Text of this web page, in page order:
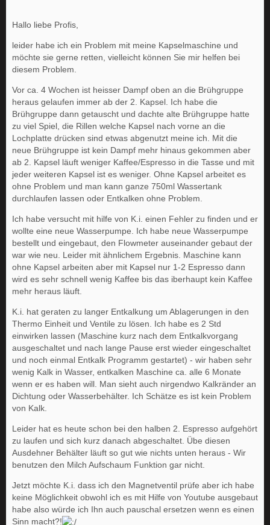
Hallo liebe Profis,
leider habe ich ein Problem mit meine Kapselmaschine und
möchte sie gerne retten, vielleicht können Sie mir helfen bei
diesem Problem.
Vor ca. 4 Wochen ist heisser Dampf oben an die Brühgruppe
heraus gelaufen immer ab der 2. Kapsel. Ich habe die
Brühgruppe dann getauscht und dachte alte Brühgruppe hatte
zu viel Spiel, die Rillen welche Kapsel nach vorne an die
Lochplatte drücken sind etwas abgenutzt meine ich. Mit die
neue Brühgruppe ist kein Dampf mehr hinaus gekommen aber
ab 2. Kapsel läuft weniger Kaffee/Espresso in die Tasse und mit
jeder weiteren Kapsel ist es weniger. Ohne Kapsel arbeitet es
ohne Problem und man kann ganze 750ml Wassertank
durchlaufen lassen oder Entkalken ohne Problem.
Ich habe versucht mit hilfe von K.i. einen Fehler zu finden und er
wollte eine neue Wasserpumpe. Ich habe neue Wasserpumpe
bestellt und eingebaut, den Flowmeter auseinander gebaut der
war wie neu. Leider mit ähnlichem Ergebnis. Maschine kann
ohne Kapsel arbeiten aber mit Kapsel nur 1-2 Espresso dann
wird es sehr schnell wenig Kaffee bis das iberhaupt kein Kaffee
mehr heraus läuft.
K.i. hat geraten zu langer Entkalkung um Ablagerungen in den
Thermo Einheit und Ventile zu lösen. Ich habe es 2 Std
einwirken lassen (Maschine kurz nach dem Entkalkvorgang
ausgeschaltet und nach lange Pause erst wieder eingeschaltet
und noch einmal Entkalk Programm gestartet) - wir haben sehr
wenig Kalk in Wasser, entkalken Maschine ca. alle 6 Monate
wenn er es haben will. Man sieht auch nirgendwo Kalkränder an
Dichtung oder Wasserbehälter. Ich Schätze es ist kein Problem
von Kalk.
Leider hat es heute schon bei den halben 2. Espresso aufgehört
zu laufen und sich kurz danach abgeschaltet. Übe diesen
Ausdehner Behälter läuft so gut wie nichts unten heraus - Wir
benutzen den Milch Aufschaum Funktion gar nicht.
Jetzt möchte K.i. dass ich den Magnetventil prüfe aber ich habe
keine Möglichkeit obwohl ich es mit Hilfe von Youtube ausgebaut
habe also würde ich Ihn auch pauschal ersetzen wenn es einen
Sinn macht?!